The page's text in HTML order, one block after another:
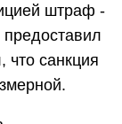
штраф -
что санкция